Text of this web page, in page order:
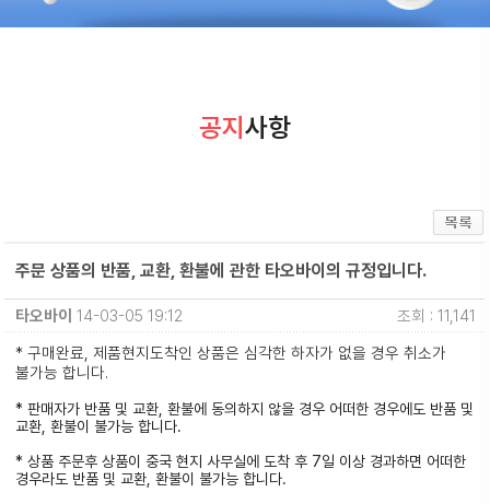
공지 사항
주문 상품의 반품, 교환, 환불에 관한 타오바이의 규정입니다.
타오바이 14-03-05 19:12
조회 : 11,141
* 구매완료, 제품현지도착인 상품은 심각한 하자가 없을 경우 취소가
불가능 합니다.
* 판매자가 반품 및 교환, 환불에 동의하지 않을 경우 어떠한 경우에도 반품 및
교환, 환불이 불가능 합니다.
* 상품 주문후 상품이 중국 현지 사무실에 도착 후 7일 이상 경과하면 어떠한
경우라도 반품 및 교환, 환불이 불가능 합니다.